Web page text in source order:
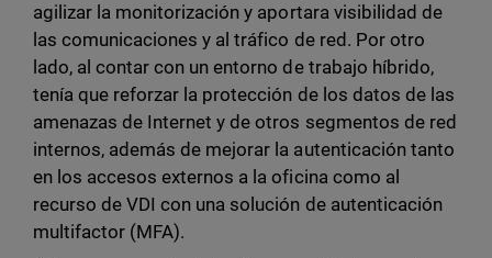
agilizar la monitorización y aportara visibilidad de
las comunicaciones y al tráfico de red. Por otro
lado, al contar con un entorno de trabajo híbrido,
tenía que reforzar la protección de los datos de las
amenazas de Internet y de otros segmentos de red
internos, además de mejorar la autenticación tanto
en los accesos externos a la oficina como al
recurso de VDI con una solución de autenticación
multifactor (MFA).